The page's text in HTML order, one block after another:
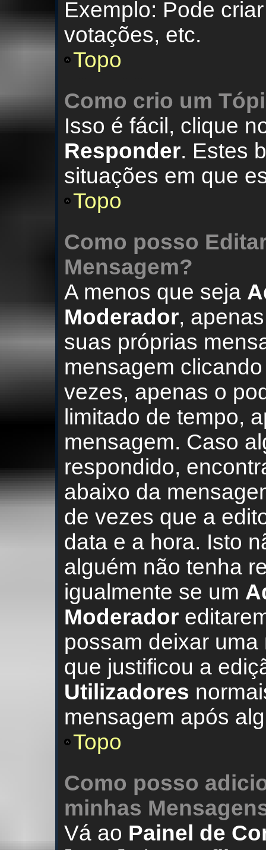
Exemplo: Pode
votações, etc.
Topo
Como crio um
Isso é fácil, clique
Responder. Estes
situações em que
Topo
Como posso
Mensagem?
A menos que seja
Moderador,
suas próprias
mensagem
vezes, apenas o
limitado de tempo,
mensagem. Caso
respondido,
abaixo da
de vezes que a
data e a hora. Isto
alguém não tenha
igualmente se um
Moderador
possam deixar
que justificou a
Utilizadores
mensagem após
Topo
Como posso
minhas
Vá ao Painel de